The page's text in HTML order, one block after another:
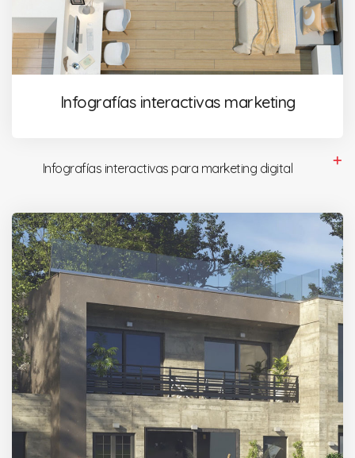
Infografías interactivas marketing
Infografías interactivas para marketing digital